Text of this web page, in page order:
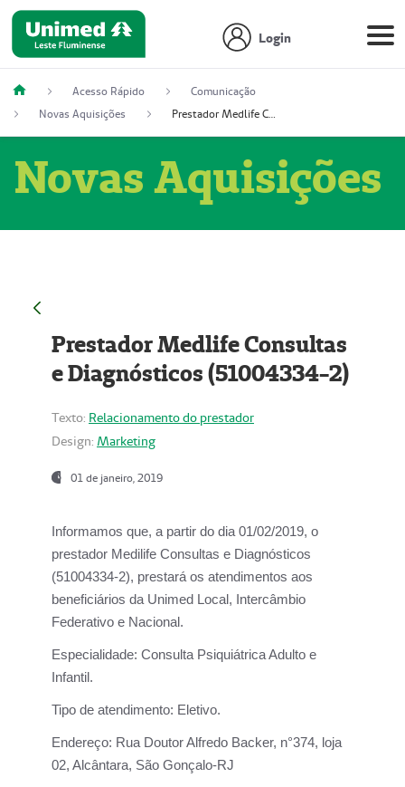
Login
Acesso Rápido
Comunicação
Novas Aquisições
Prestador Medlife Consultas e Diagnósticos (51004334-2)
Novas Aquisições
Prestador Medlife Consultas
e Diagnósticos (51004334-2)
Texto: Relacionamento do prestador
Design: Marketing
01 de janeiro, 2019
Informamos que, a partir do dia 01/02/2019, o
prestador Medilife Consultas e Diagnósticos
(51004334-2), prestará os atendimentos aos
beneficiários da Unimed Local, Intercâmbio
Federativo e Nacional.
Especialidade: Consulta Psiquiátrica Adulto e
Infantil.
Tipo de atendimento: Eletivo.
Endereço: Rua Doutor Alfredo Backer, n°374, loja
02, Alcântara, São Gonçalo-RJ